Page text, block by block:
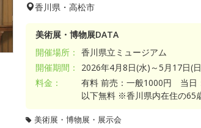
香川県・高松市
美術展・博物展DATA
開催場所： 香川県立ミュージアム
開催期間：
2026年4月8日(水)～5月17日(
料金：
有料 前売：一般1000円 当日
以下無料 ※香川県内在住の65
美術展・博物展・展示会